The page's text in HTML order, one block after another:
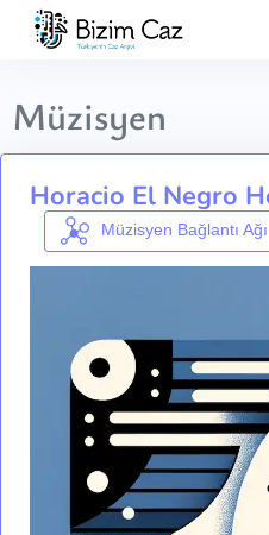
Müzisyen
Horacio El Negro
Müzisyen Bağlantı Ağı